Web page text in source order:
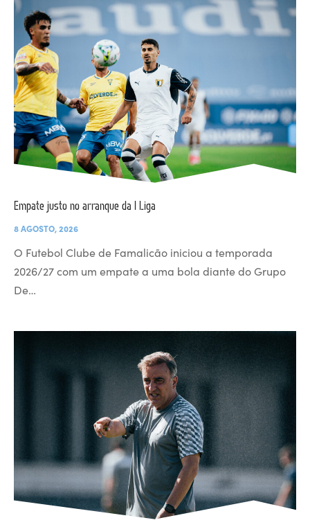
Empate justo no arranque da I Liga
8 AGOSTO, 2026
O Futebol Clube de Famalicão iniciou a temporada
2026/27 com um empate a uma bola diante do Grupo
De…